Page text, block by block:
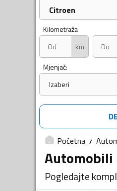
Citroen
Kilometraža
km
Mjenjač:
Izaberi
Početna
Automobili
Pogledajte